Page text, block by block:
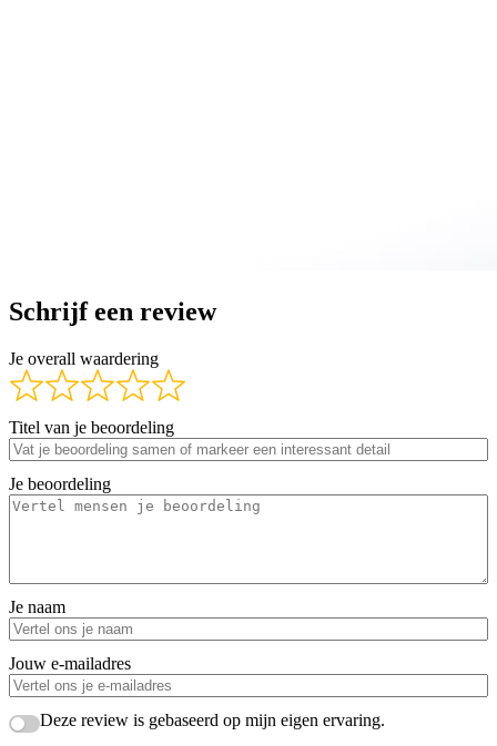
Schrijf een review
Je overall waardering
Titel van je beoordeling
Je beoordeling
Je naam
Jouw e-mailadres
Deze review is gebaseerd op mijn eigen ervaring.